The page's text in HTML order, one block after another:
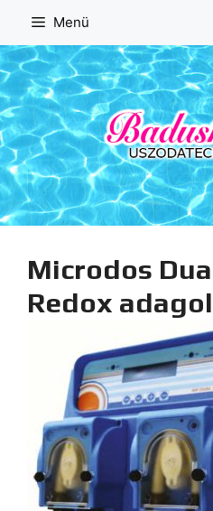
tartalomba
Menü
Microdos
Redox